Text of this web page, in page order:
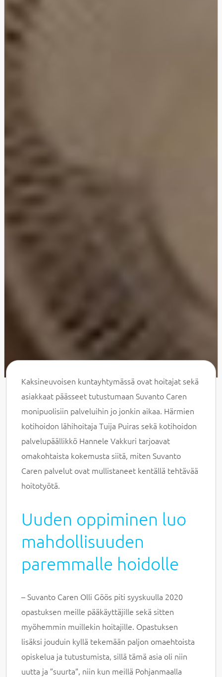
Kaksineuvoisen kuntayhtymässä ovat hoitajat sekä
asiakkaat päässeet tutustumaan Suvanto Caren
monipuolisiin palveluihin jo jonkin aikaa. Härmien
kotihoidon lähihoitaja Tuija Puiras sekä kotihoidon
palvelupäällikkö Hannele Vakkuri tarjoavat
omakohtaista kokemusta siitä, miten Suvanto
Caren palvelut ovat mullistaneet kentällä tehtävää
hoitotyötä.
Uuden oppiminen luo
mahdollisuuden
paremmalle hoidolle
– Suvanto Caren Olli Göös piti syyskuulla 2020
opastuksen meille pääkäyttäjille sekä sitten
myöhemmin muillekin hoitajille. Opastuksen
lisäksi jouduin kyllä tekemään paljon omaehtoista
opiskelua ja tutustumista, sillä tämä asia oli niin
uutta ja ”suurta”, niin kun meillä Pohjanmaalla